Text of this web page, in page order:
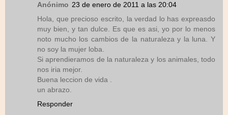
Anónimo 23 de enero de 2011 a las 20:04
Hola, que precioso escrito, la verdad lo has expreasdo
muy bien, y tan dulce. Es que es asi, yo por lo menos
noto mucho los cambios de la naturaleza y la luna. Y
no soy la mujer loba.
Si aprendieramos de la naturaleza y los animales, todo
nos iria mejor.
Buena leccion de vida .
un abrazo.
Responder